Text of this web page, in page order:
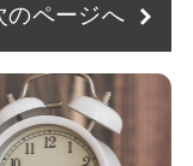
のページへ